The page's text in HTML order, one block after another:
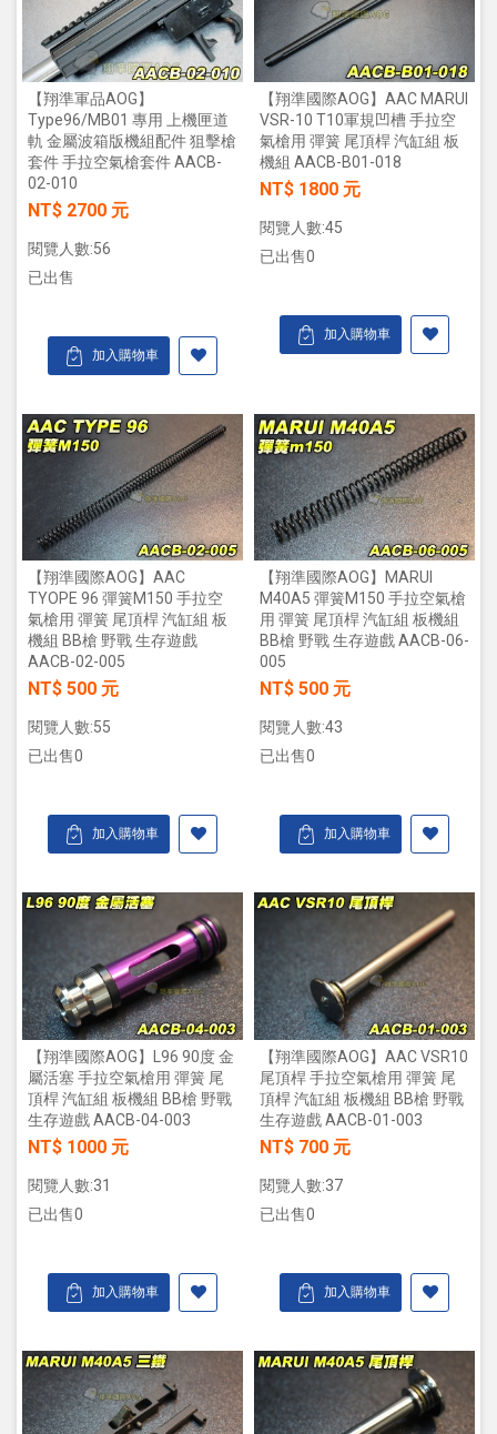
【翔準軍品AOG】
Type96/MB01 專用 上機匣道
軌 金屬波箱版機組配件 狙擊槍
套件 手拉空氣槍套件 AACB-
02-010
NT$ 2700 元
閱覽人數:56
已出售
加入購物車
【翔準國際AOG】AAC MARUI
VSR-10 T10軍規凹槽 手拉空
氣槍用 彈簧 尾頂桿 汽缸組 板
機組 AACB-B01-018
NT$ 1800 元
閱覽人數:45
已出售0
加入購物車
【翔準國際AOG】AAC
TYOPE 96 彈簧m150 手拉空
氣槍用 彈簧 尾頂桿 汽缸組 板
機組 BB槍 野戰 生存遊戲
AACB-02-005
NT$ 500 元
閱覽人數:55
已出售0
加入購物車
【翔準國際AOG】MARUI
M40A5 彈簧m150 手拉空氣槍
用 彈簧 尾頂桿 汽缸組 板機組
BB槍 野戰 生存遊戲 AACB-06-
005
NT$ 500 元
閱覽人數:43
已出售0
加入購物車
【翔準國際AOG】L96 90度 金
屬活塞 手拉空氣槍用 彈簧 尾
頂桿 汽缸組 板機組 BB槍 野戰
生存遊戲 AACB-04-003
NT$ 1000 元
閱覽人數:31
已出售0
加入購物車
【翔準國際AOG】AAC VSR10
尾頂桿 手拉空氣槍用 彈簧 尾
頂桿 汽缸組 板機組 BB槍 野戰
生存遊戲 AACB-01-003
NT$ 700 元
閱覽人數:37
已出售0
加入購物車